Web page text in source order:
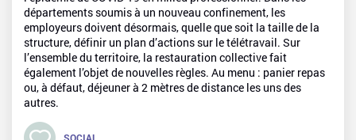
départements soumis à un nouveau confinement, les
employeurs doivent désormais, quelle que soit la taille de la
structure, définir un plan d’actions sur le télétravail. Sur
l’ensemble du territoire, la restauration collective fait
également l’objet de nouvelles règles. Au menu : panier repas
ou, à défaut, déjeuner à 2 mètres de distance les uns des
autres.